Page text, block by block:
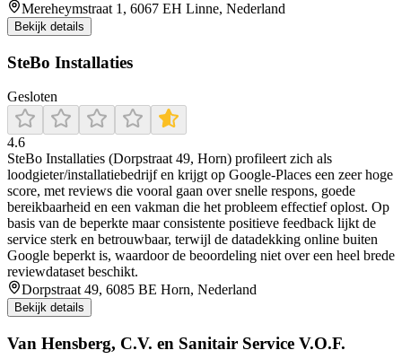
Mereheymstraat 1, 6067 EH Linne, Nederland
Bekijk details
SteBo Installaties
Gesloten
4.6
SteBo Installaties (Dorpstraat 49, Horn) profileert zich als
loodgieter/installatiebedrijf en krijgt op Google-Places een zeer hoge
score, met reviews die vooral gaan over snelle respons, goede
bereikbaarheid en een vakman die het probleem effectief oplost. Op
basis van de beperkte maar consistente positieve feedback lijkt de
service sterk en betrouwbaar, terwijl de datadekking online buiten
Google beperkt is, waardoor de beoordeling niet over een heel brede
reviewdataset beschikt.
Dorpstraat 49, 6085 BE Horn, Nederland
Bekijk details
Van Hensberg, C.V. en Sanitair Service V.O.F.